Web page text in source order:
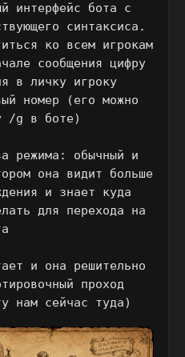
интерфейс бота с
синтаксиса.
ко всем игрокам
сообщения цифру
в личку игроку
номер (его можно
/g в боте)
режима: обычный и
она видит больше
и знает куда
для перехода на
и она решительно
проход
нам сейчас туда)